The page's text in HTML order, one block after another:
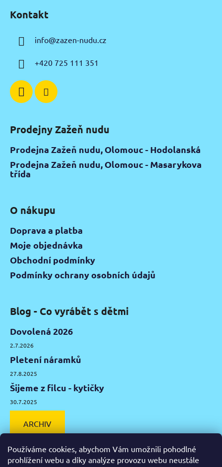
Používáme cookies, abychom Vám umožnili pohodlné
prohlížení webu a díky analýze provozu webu neustále
Kontakt
info@zazen-nudu.cz
+420 725 111 351
Prodejny Zažeň nudu
Prodejna Zažeň nudu, Olomouc - Hodolanská
Prodejna Zažeň nudu, Olomouc - Masarykova
třída
O nákupu
Doprava a platba
Moje objednávka
Obchodní podmínky
Podmínky ochrany osobních údajů
Blog - Co vyrábět s dětmi
Dovolená 2026
2.7.2026
Pletení náramků
27.8.2025
Šijeme z filcu - kytičky
30.7.2025
ARCHIV